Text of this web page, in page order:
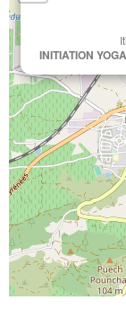
INITIATION